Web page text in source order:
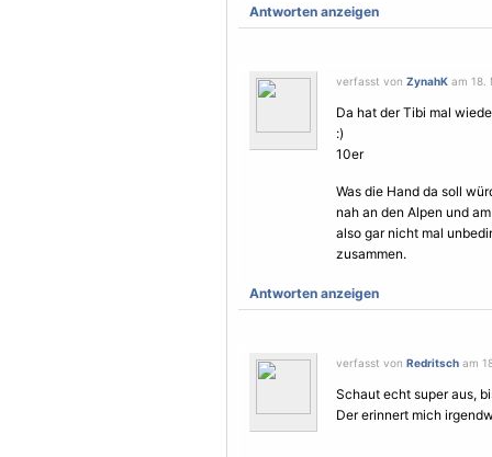
Antworten anzeigen
verfasst von ZynahK am 18.
Da hat der Tibi mal
:)
10er
Was die Hand da soll
nah an den Alpen und
also gar nicht mal
zusammen.
Antworten anzeigen
verfasst von Redritsch am
Schaut echt super aus,
Der erinnert mich